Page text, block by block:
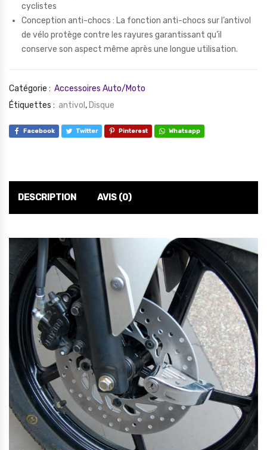
cyclistes
Conception anti-chocs : La fonction anti-chocs sur l’antivol
de vélo protège contre les rayures garantissant qu’il
conserve son aspect même après une longue utilisation.
Catégorie : Accessoires Auto/Moto
Étiquettes : antivol , Disque
Facebook Twitter Pinterest Whatsapp
DESCRIPTION AVIS (0)